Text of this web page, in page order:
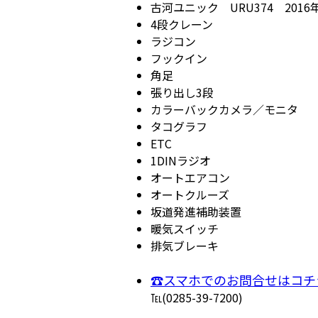
古河ユニック URU374 2016
4段クレーン
ラジコン
フックイン
角足
張り出し3段
カラーバックカメラ／モニタ
タコグラフ
ETC
1DINラジオ
オートエアコン
オートクルーズ
坂道発進補助装置
暖気スイッチ
排気ブレーキ
☎スマホでのお問合せはコ
℡(0285-39-7200)